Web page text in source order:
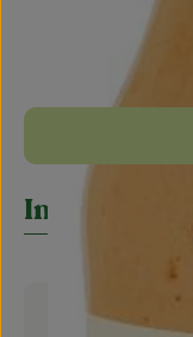
Entdecke
Info